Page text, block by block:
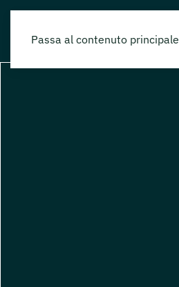
Passa al contenuto principale